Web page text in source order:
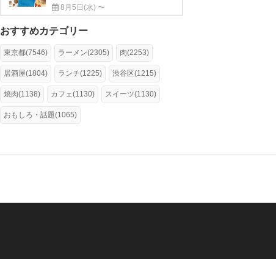
8月5日(水) 〜
おすすめカテゴリー
東京都(7546) ラーメン(2305) 肉(2253)
居酒屋(1804) ランチ(1225) 渋谷区(1215)
焼肉(1138) カフェ(1130) スイーツ(1130)
おもしろ・話題(1065)